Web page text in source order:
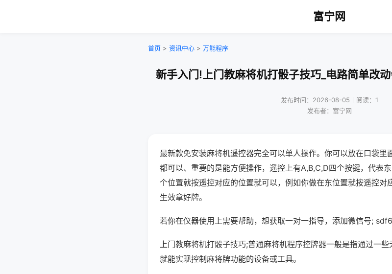
富宁网
首页 > 资讯中心 > 万能程序
新手入门!上门教麻将机打骰子技巧_电路简单改
发布时间：2026-08-05｜阅读：1
发布者：富宁网
最新款免安装麻将机遥控器完全可以单人操作。你可以放在口袋里
都可以、重要的是能方便操作，遥控上有A,B,C,D四个按键，代表
个位置就按遥控对应的位置就可以，例如你做在东位置就按遥控对
生效拿好牌。
若你在仪器使用上需要帮助，想获取一对一指导，添加微信号;
上门教麻将机打骰子技巧;普通麻将机程序控牌器一般是指通过一
就能实现控制麻将牌功能的设备或工具。